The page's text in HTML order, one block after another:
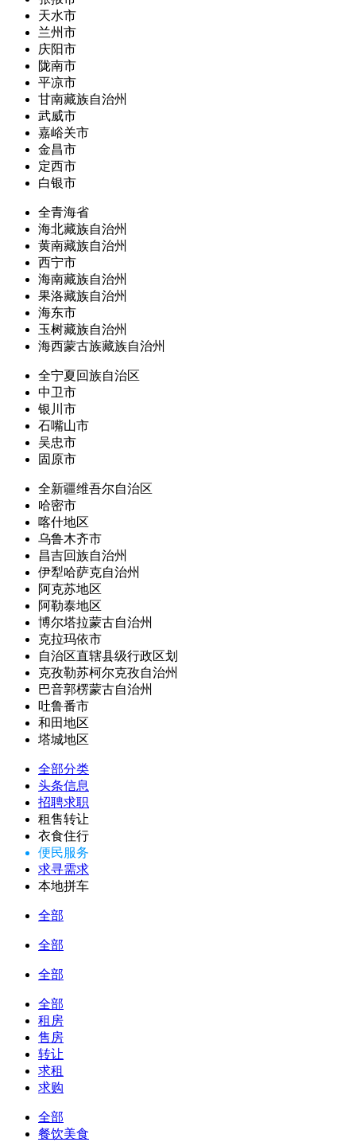
天水市
兰州市
庆阳市
陇南市
平凉市
甘南藏族自治州
武威市
嘉峪关市
金昌市
定西市
白银市
全青海省
海北藏族自治州
黄南藏族自治州
西宁市
海南藏族自治州
果洛藏族自治州
海东市
玉树藏族自治州
海西蒙古族藏族自治州
全宁夏回族自治区
中卫市
银川市
石嘴山市
吴忠市
固原市
全新疆维吾尔自治区
哈密市
喀什地区
乌鲁木齐市
昌吉回族自治州
伊犁哈萨克自治州
阿克苏地区
阿勒泰地区
博尔塔拉蒙古自治州
克拉玛依市
自治区直辖县级行政区划
克孜勒苏柯尔克孜自治州
巴音郭楞蒙古自治州
吐鲁番市
和田地区
塔城地区
全部分类
头条信息
招聘求职
租售转让
衣食住行
便民服务
求寻需求
本地拼车
全部
全部
全部
全部
租房
售房
转让
求租
求购
全部
餐饮美食